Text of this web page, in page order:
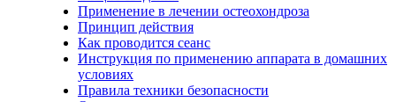
Применение в лечении остеохондроза
Принцип действия
Как проводится сеанс
Инструкция по применению аппарата в домашних
условиях
Правила техники безопасности